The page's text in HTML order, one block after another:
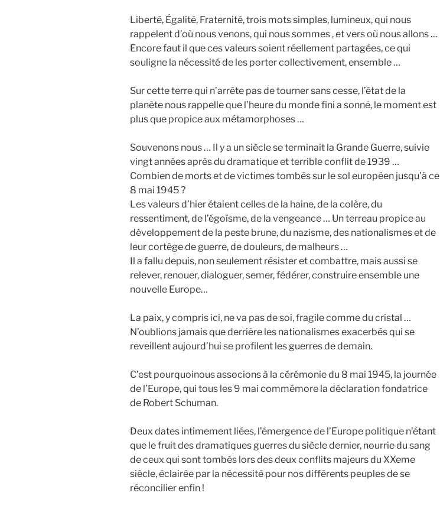
Liberté, Égalité, Fraternité, trois mots simples, lumineux, qui nous
rappelent d’où nous venons, qui nous sommes , et vers où nous allons …
Encore faut il que ces valeurs soient réellement partagées, ce qui
souligne la nécessité de les porter collectivement, ensemble …
Sur cette terre qui n’arrête pas de tourner sans cesse, l’état de la
planète nous rappelle que l’heure du monde fini a sonné, le moment est
plus que propice aux métamorphoses …
Souvenons nous … Il y a un siècle se terminait la Grande Guerre, suivie
vingt années après du dramatique et terrible conflit de 1939 …
Combien de morts et de victimes tombés sur le sol européen jusqu’à ce
8 mai 1945 ?
Les valeurs d’hier étaient celles de la haine, de la colère, du
ressentiment, de l’égoïsme, de la vengeance … Un terreau propice au
développement de la peste brune, du nazisme, des nationalismes et de
leur cortège de guerre, de douleurs, de malheurs …
Il a fallu depuis, non seulement résister et combattre, mais aussi se
relever, renouer, dialoguer, semer, fédérer, construire ensemble une
nouvelle Europe…
La paix, y compris ici, ne va pas de soi, fragile comme du cristal …
N’oublions jamais que derrière les nationalismes exacerbés qui se
reveillent aujourd’hui se profilent les guerres de demain.
C’est pourquoinous associons à la cérémonie du 8 mai 1945, la journée
de l’Europe, qui tous les 9 mai commémore la déclaration fondatrice
de Robert Schuman.
Deux dates intimement liées, l’émergence de l’Europe politique n’étant
que le fruit des dramatiques guerres du siècle dernier, nourrie du sang
de ceux qui sont tombés lors des deux conflits majeurs du XXeme
siècle, éclairée par la nécessité pour nos différents peuples de se
réconcilier enfin !